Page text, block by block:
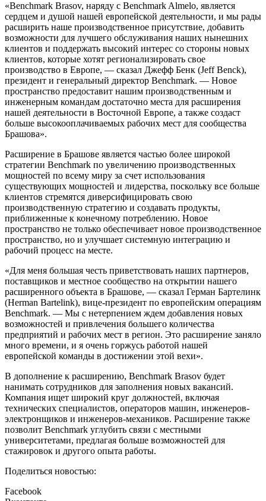
«Benchmark Brasov, наряду с Benchmark Almelo, является
сердцем и душой нашей европейской деятельности, и мы рады
расширить наше производственное присутствие, добавить
возможности для лучшего обслуживания наших нынешних
клиентов и поддержать высокий интерес со стороны новых
клиентов, которые хотят регионализировать свое
производство в Европе, — сказал Джефф Бенк (Jeff Benck),
президент и генеральный директор Benchmark. — Новое
пространство предоставит нашим производственным и
инженерным командам достаточно места для расширения
нашей деятельности в Восточной Европе, а также создаст
больше высокооплачиваемых рабочих мест для сообщества
Брашова».
Расширение в Брашове является частью более широкой
стратегии Benchmark по увеличению производственных
мощностей по всему миру за счет использования
существующих мощностей и лидерства, поскольку все больше
клиентов стремятся диверсифицировать свою
производственную стратегию и создавать продукты,
приближенные к конечному потреблению. Новое
пространство не только обеспечивает новое производственное
пространство, но и улучшает системную интеграцию и
рабочий процесс на месте.
«Для меня большая честь приветствовать наших партнеров,
поставщиков и местное сообщество на открытии нашего
расширенного объекта в Брашове, — сказал Герман Бартелинк
(Herman Bartelink), вице-президент по европейским операциям
Benchmark. — Мы с нетерпением ждем добавления новых
возможностей и привлечения большего количества
предприятий и рабочих мест в регион. Это расширение заняло
много времени, и я очень горжусь работой нашей
европейской команды в достижении этой вехи».
В дополнение к расширению, Benchmark Brasov будет
нанимать сотрудников для заполнения новых вакансий.
Компания ищет широкий круг должностей, включая
технических специалистов, операторов машин, инженеров-
электронщиков и инженеров-механиков. Расширение также
позволит Benchmark углубить связи с местными
университетами, предлагая больше возможностей для
стажировок и другого опыта работы.
Поделиться новостью:
Facebook